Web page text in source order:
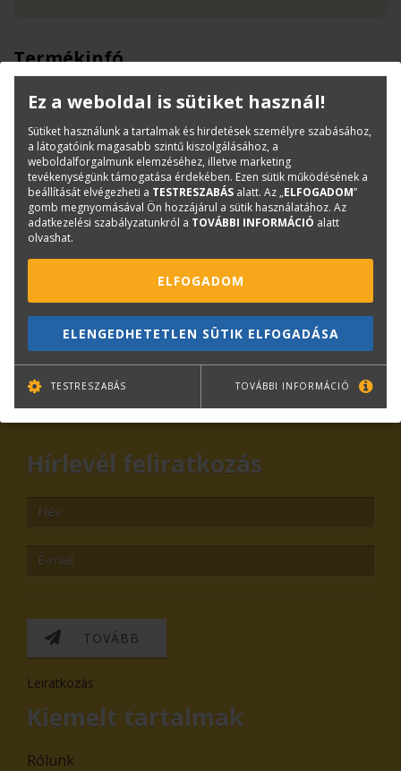
Termékinfó
Canon tintapatronok
Cikkszám:
CF9821B001AA
Márka:
CANON
Kérdése van?
Plotter értékesítés
Központi elérhetőségek
lfp@terc.hu
KAPCSOLAT RENDEZVÉNYEK
Hírlevél feliratkozás
TOVÁBB
Leiratkozás
Kiemelt tartalmak
Rólunk
Ez a weboldal is sütiket használ!
Sütiket használunk a tartalmak és hirdetések személyre szabásához,
a látogatóink magasabb szintű kiszolgálásához, a
weboldalforgalmunk elemzéséhez, illetve marketing
tevékenységünk támogatása érdekében. Ezen sütik működésének a
beállítását elvégezheti a TESTRESZABÁS alatt. Az „ELFOGADOM”
gomb megnyomásával Ön hozzájárul a sütik használatához. Az
adatkezelési szabályzatunkról a TOVÁBBI INFORMÁCIÓ alatt
olvashat.
ELFOGADOM
ELENGEDHETETLEN SÜTIK ELFOGADÁSA
TESTRESZABÁS TOVÁBBI INFORMÁCIÓ